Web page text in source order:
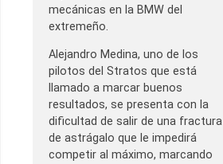
mecánicas en la BMW del
extremeño.
Alejandro Medina, uno de los
pilotos del Stratos que está
llamado a marcar buenos
resultados, se presenta con la
dificultad de salir de una fractura
de astrágalo que le impedirá
competir al máximo, marcando